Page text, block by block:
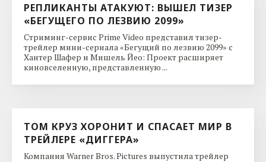
РЕПЛИКАНТЫ АТАКУЮТ: ВЫШЕЛ ТИЗЕР
«БЕГУЩЕГО ПО ЛЕЗВИЮ 2099»
Стриминг-сервис Prime Video представил тизер-
трейлер мини-сериала «Бегущий по лезвию 2099» с
Хантер Шафер и Мишель Йео: Проект расширяет
киновселенную, представленную ...
ТОМ КРУЗ ХОРОНИТ И СПАСАЕТ МИР В
ТРЕЙЛЕРЕ «ДИГГЕРА»
Компания Warner Bros. Pictures выпустила трейлер